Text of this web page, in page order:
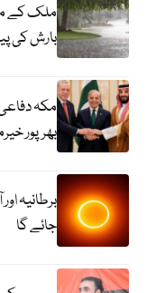
ملک کے
بارش کی
مکہ
بھرپور
جائے گا